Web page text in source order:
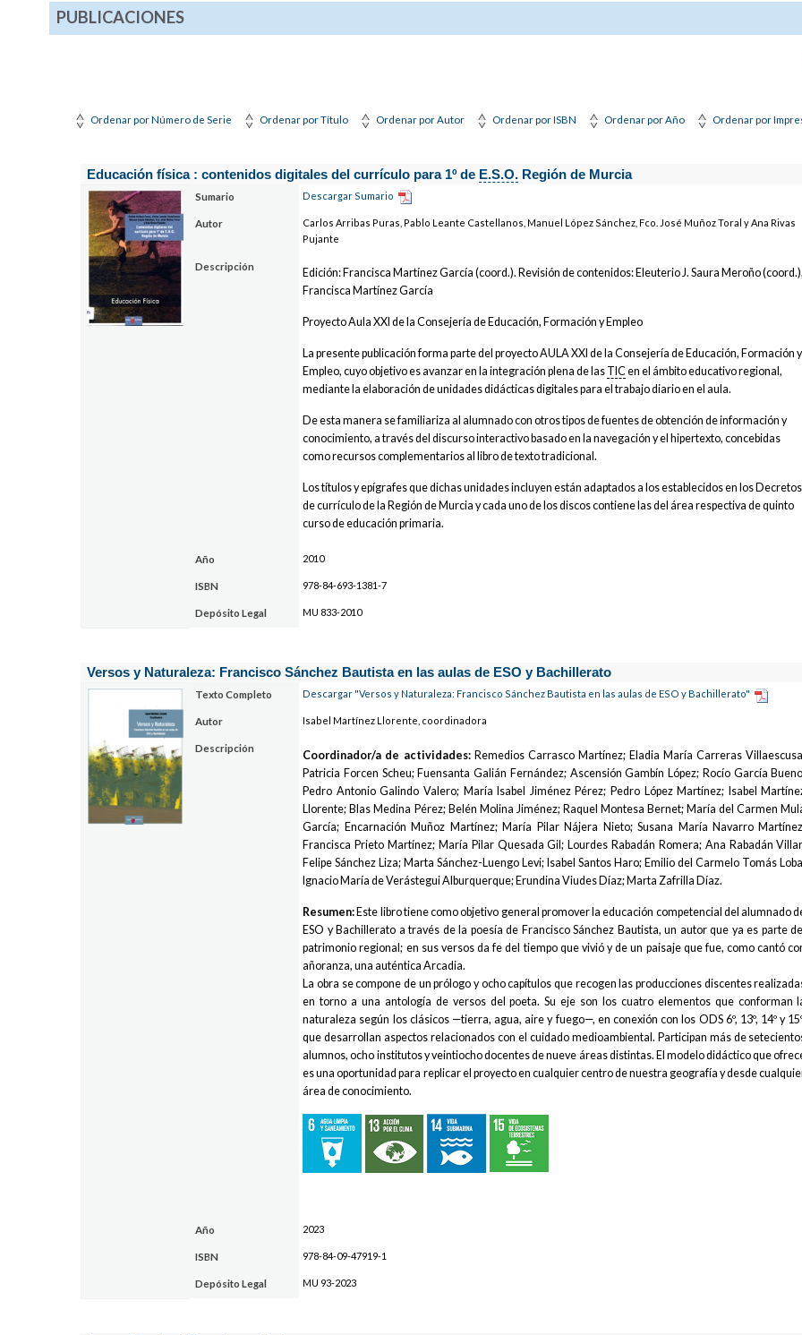
PUBLICACIONES
Ordenar por Número de Serie Ordenar por Título Ordenar por Autor Ordenar por ISBN Ordenar por Año Ordenar por
Educación física : contenidos digitales del currículo para 1º de E.S.O. Región de Murcia
Sumario Descargar Sumario
Autor
Carlos Arribas Puras, Pablo Leante Castellanos, Manuel López Sánchez, Fco. José Muñoz Toral y Ana Rivas
Pujante
Descripción
Edición: Francisca Martínez García (coord.). Revisión de contenidos: Eleuterio J. Saura Meroño (coord.),
Francisca Martínez García
Proyecto Aula XXI de la Consejería de Educación, Formación y Empleo
La presente publicación forma parte del proyecto AULA XXI de la Consejería de Educación, Formación y
Empleo, cuyo objetivo es avanzar en la integración plena de las TIC en el ámbito educativo regional,
mediante la elaboración de unidades didácticas digitales para el trabajo diario en el aula.
De esta manera se familiariza al alumnado con otros tipos de fuentes de obtención de información y
conocimiento, a través del discurso interactivo basado en la navegación y el hipertexto, concebidas
como recursos complementarios al libro de texto tradicional.
Los títulos y epígrafes que dichas unidades incluyen están adaptados a los establecidos en los Decretos
de currículo de la Región de Murcia y cada uno de los discos contiene las del área respectiva de quinto
curso de educación primaria.
Año 2010
ISBN 978-84-693-1381-7
Depósito Legal MU 833-2010
Versos y Naturaleza: Francisco Sánchez Bautista en las aulas de ESO y Bachillerato
Texto Completo Descargar "Versos y Naturaleza: Francisco Sánchez Bautista en las aulas de ESO y Bachillerato"
Autor Isabel Martínez Llorente, coordinadora
Descripción
Coordinador/a de actividades:Remedios Carrasco Martínez; Eladia María Carreras
Patricia Forcen Scheu; Fuensanta Galián Fernández; Ascensión Gambín López; Rocío García
Pedro Antonio Galindo Valero; María Isabel Jiménez Pérez; Pedro López Martínez; Isabel
Llorente; Blas Medina Pérez; Belén Molina Jiménez; Raquel Montesa Bernet; María del Carmen
García; Encarnación Muñoz Martínez; María Pilar Nájera Nieto; Susana María Navarro
Francisca Prieto Martínez; María Pilar Quesada Gil; Lourdes Rabadán Romera; Ana Rabadán
Felipe Sánchez Liza; Marta Sánchez-Luengo Levi; Isabel Santos Haro; Emilio del Carmelo Tomás
Ignacio María de Verástegui Alburquerque; Erundina Viudes Díaz; Marta Zafrilla Díaz.
Resumen: Este libro tiene como objetivo general promover la educación competencial del alumnado
ESO y Bachillerato a través de la poesía de Francisco Sánchez Bautista, un autor que ya es parte del
patrimonio regional; en sus versos da fe del tiempo que vivió y de un paisaje que fue, como cantó
añoranza, una auténtica Arcadia.
La obra se compone de un prólogo y ocho capítulos que recogen las producciones discentes
en torno a una antología de versos del poeta. Su eje son los cuatro elementos que conforman
naturaleza según los clásicos —tierra, agua, aire y fuego—, en conexión con los ODS 6º, 13º, 14º y
que desarrollan aspectos relacionados con el cuidado medioambiental. Participan más de
alumnos, ocho institutos y veintiocho docentes de nueve áreas distintas. El modelo didáctico que
es una oportunidad para replicar el proyecto en cualquier centro de nuestra geografía y desde
área de conocimiento.
Año 2023
ISBN 978-84-09-47919-1
Depósito Legal MU 93-2023